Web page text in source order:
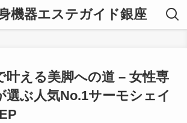
機器エステガイド銀座
叶える美脚への道 – 女性専
選ぶ人気No.1サーモシェイ